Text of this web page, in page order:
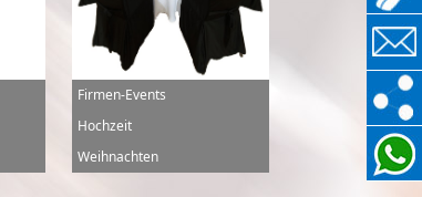
Firmen-Events
Hochzeit
Weihnachten